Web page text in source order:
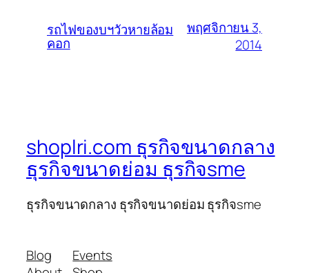
รถไฟของบฯวัวหายล้อม
คอก
พฤศจิกายน 3,
2014
shoplri.com ธุรกิจขนาดกลาง
ธุรกิจขนาดย่อม ธุรกิจsme
ธุรกิจขนาดกลาง ธุรกิจขนาดย่อม ธุรกิจsme
Blog
Events